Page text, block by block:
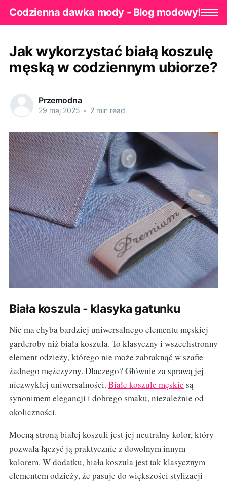
Codzienna dawka mody - Blog modowy!
Jak wykorzystać białą koszulę
męską w codziennym ubiorze?
Przemodna
29 maj 2025 • 2 min read
Biała koszula - klasyka gatunku
Nie ma chyba bardziej uniwersalnego elementu męskiej
garderoby niż biała koszula. To klasyczny i wszechstronny
element odzieży, którego nie może zabraknąć w szafie
żadnego mężczyzny. Dlaczego? Głównie za sprawą jej
niezwykłej uniwersalności. Białe koszule męskie są
synonimem elegancji i dobrego smaku, niezależnie od
okoliczności.
Mocną stroną białej koszuli jest jej neutralny kolor, który
pozwala łączyć ją praktycznie z dowolnym innym
kolorem. W dodatku, biała koszula jest tak klasycznym
elementem odzieży, że pasuje do większości stylizacji -